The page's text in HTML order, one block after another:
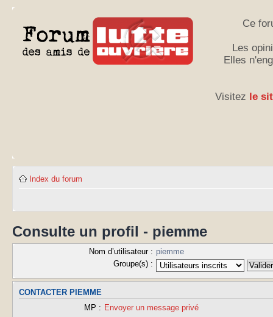
Ce
Les
Elles
Visitez le
Index du forum
Consulte un profil - piemme
Nom d’utilisateur : piemme
Groupe(s) :
CONTACTER PIEMME
MP : Envoyer un message privé